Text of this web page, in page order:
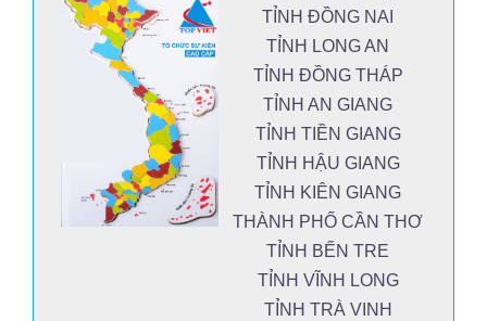
TỈNH ĐỒNG NAI
TỈNH LONG AN
TỈNH ĐỒNG THÁP
TỈNH AN GIANG
TỈNH TIỀN GIANG
TỈNH HẬU GIANG
TỈNH KIÊN GIANG
THÀNH PHỐ CẦN THƠ
TỈNH BẾN TRE
TỈNH VĨNH LONG
TỈNH TRÀ VINH